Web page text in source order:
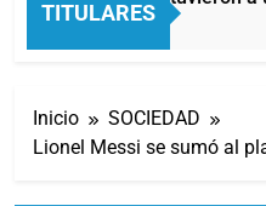
TITULARES
10 Horas Atrás
Inicio
SOCIEDAD
Lionel Messi se sumó al